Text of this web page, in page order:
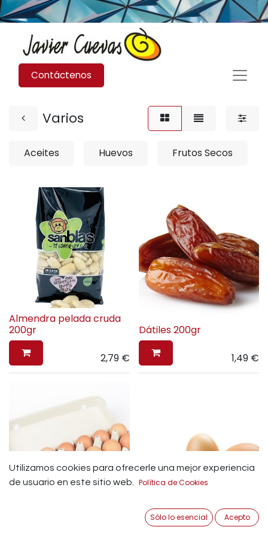
Contáctenos
Varios
Aceites Huevos Frutos Secos
Almendra pelada cruda
200gr
2,79€
Dátiles 200gr
1,49 €
Huevos camperos media
docena
Utilizamos cookies para ofrecerle una mejor experiencia
de usuario en este sitio web. Política de Cookies
Sólo lo esencial Acepto